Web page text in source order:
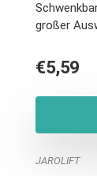
großer
€5,59
JAROLIFT